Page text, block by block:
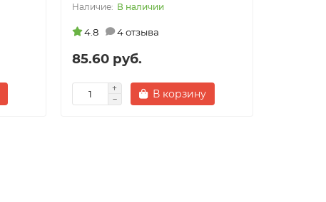
В наличии
4.8 4 отзыва
85.60 руб.
В корзину